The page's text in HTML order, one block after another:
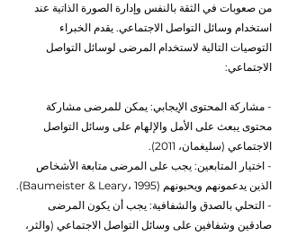
من صعوبات في الثقة بالنفس وإدارة الصورة الذاتية عند
استخدام وسائل التواصل الاجتماعي. يقدم الخبراء
التوصيات التالية لاستخدام المرضى لوسائل التواصل
الاجتماعي:
- مشاركة المحتوى الإيجابي: يمكن للمرضى مشاركة
محتوى يبعث على الأمل والإلهام على وسائل التواصل
الاجتماعي (سليغمان، 2011).
- اختيار المتابعين: يجب على المرضى متابعة الأشخاص
الذين يدعمونهم ويحبونهم (Baumeister & Leary، 1995).
- التحلي بالصدق والشفافية: يجب أن يكون المرضى
صادقين وشفافين على وسائل التواصل الاجتماعي (والثر،